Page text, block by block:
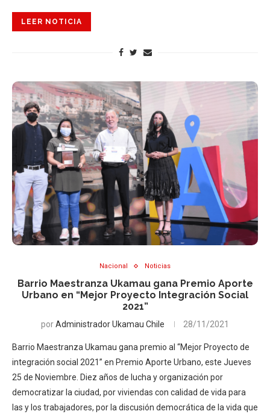
LEER NOTICIA
Nacional Noticias
Barrio Maestranza Ukamau gana Premio Aporte
Urbano en “Mejor Proyecto Integración Social
2021”
porAdministrador Ukamau Chile 28/11/2021
Barrio Maestranza Ukamau gana premio al “Mejor Proyecto de
integración social 2021” en Premio Aporte Urbano, este Jueves
25 de Noviembre. Diez años de lucha y organización por
democratizar la ciudad, por viviendas con calidad de vida para
las y los trabajadores, por la discusión democrática de la vida que